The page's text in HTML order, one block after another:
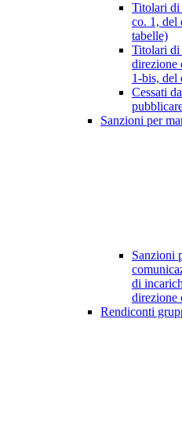
Titolari di
co. 1, del
tabelle)
Titolari di
direzione
1-bis, del
Cessati
Sanzioni per
Sanzioni
di
direzione
Rendiconti